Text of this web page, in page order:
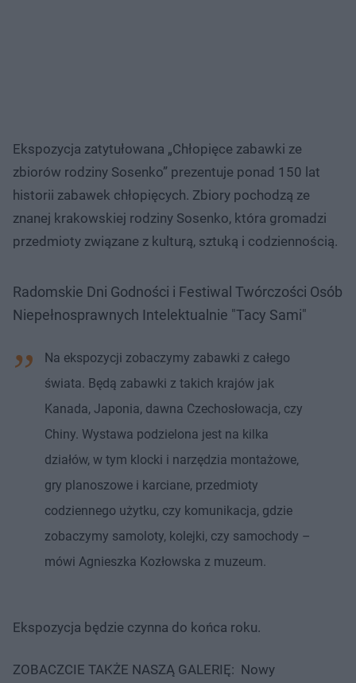
Ekspozycja zatytułowana „Chłopięce zabawki ze
zbiorów rodziny Sosenko” prezentuje ponad 150 lat
historii zabawek chłopięcych. Zbiory pochodzą ze
znanej krakowskiej rodziny Sosenko, która gromadzi
przedmioty związane z kulturą, sztuką i codziennością.
Radomskie Dni Godności i Festiwal Twórczości Osób
Niepełnosprawnych Intelektualnie "Tacy Sami"
Na ekspozycji zobaczymy zabawki z całego
świata. Będą zabawki z takich krajów jak
Kanada, Japonia, dawna Czechosłowacja, czy
Chiny. Wystawa podzielona jest na kilka
działów, w tym klocki i narzędzia montażowe,
gry planoszowe i karciane, przedmioty
codziennego użytku, czy komunikacja, gdzie
zobaczymy samoloty, kolejki, czy samochody –
mówi Agnieszka Kozłowska z muzeum.
Ekspozycja będzie czynna do końca roku.
ZOBACZCIE TAKŻE NASZĄ GALERIĘ: Nowy